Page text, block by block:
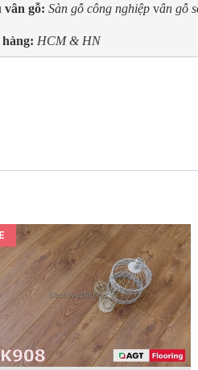
vân gỗ: Sàn gỗ công nghiệp vân gỗ
HCM & HN